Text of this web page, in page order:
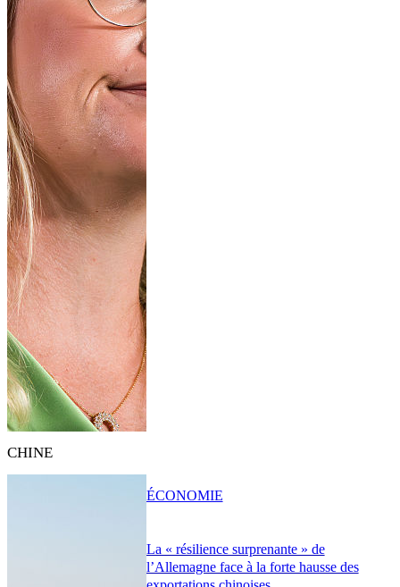
CHINE
La « résilience surprenante » de
l’Allemagne face à la forte hausse des
ÉCONOMIE